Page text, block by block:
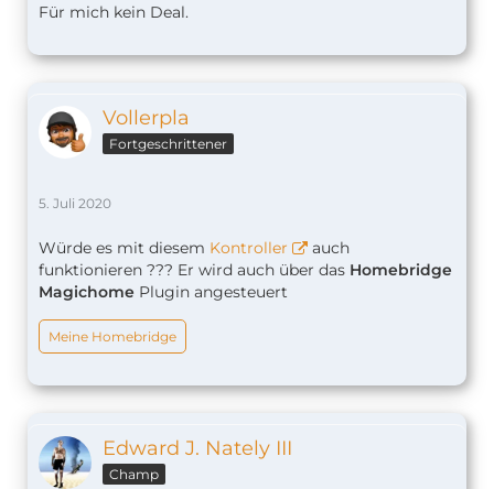
Für mich kein Deal.
Vollerpla
Fortgeschrittener
5. Juli 2020
Würde es mit diesem Kontroller
auch
funktionieren ??? Er wird auch über das Homebridge
Magichome Plugin angesteuert
Meine Homebridge
Edward J. Nately III
Champ